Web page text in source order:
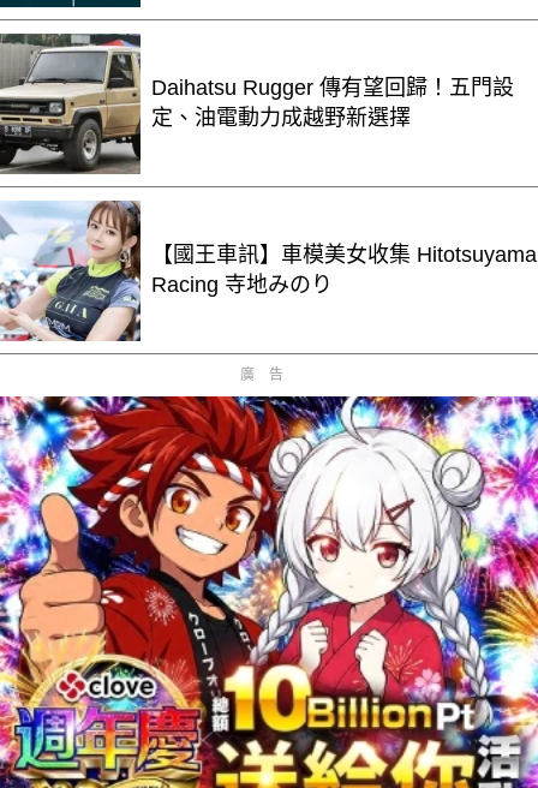
Daihatsu Rugger 傳有望回歸！五門設
定、油電動力成越野新選擇
【國王車訊】車模美女收集 Hitotsuyama
Racing 寺地みのり
廣告